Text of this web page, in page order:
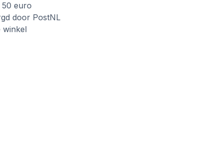
50 euro
door PostNL
winkel